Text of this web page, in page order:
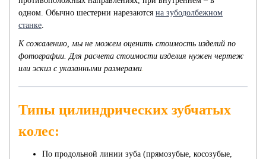
одном. Обычно шестерни нарезаются на зубодолбежном
станке.
К сожалению, мы не можем оценить стоимость изделий по
фотографии. Для расчета стоимости изделия нужен чертеж
или эскиз с указанными размерами.
Типы цилиндрических зубчатых
колес:
По продольной линии зуба (прямозубые, косозубые,